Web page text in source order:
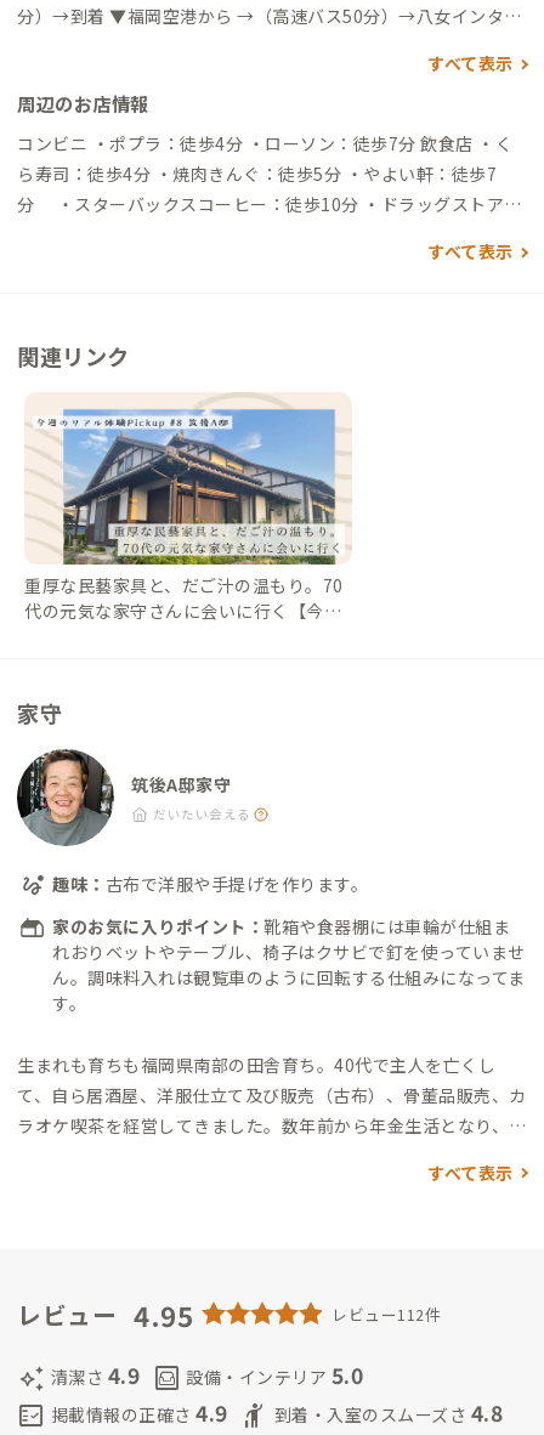
分）→到着 ▼福岡空港から →（高速バス50分）→八女インター
バス※予約制45分）→JR羽犬塚駅→（バス7分)→八女インター
前→（徒歩20分）→到着 自動車でアクセスする場合 ▼福岡ICか
ら →（高速道路34分）→八女IC→（一般道3分）→到着
すべて表示
周辺のお店情報
コンビニ ・ポプラ：徒歩4分 ・ローソン：徒歩7分 飲食店 ・く
ら寿司：徒歩4分 ・焼肉きんぐ：徒歩5分 ・やよい軒：徒歩7
分 ・スターバックスコーヒー：徒歩10分 ・ドラッグストア：
ーコメリ：徒歩14分 ・JAふくおか八女農産物直売所：徒歩16分
すべて表示
関連リンク
重厚な民藝家具と、だご汁の温もり。70
代の元気な家守さんに会いに行く【今週
家守
筑後A邸家守
だいたい会える
趣味： 古布で洋服や手提げを作ります。
家のお気に入りポイント： 靴箱や食器棚には車輪が仕組ま
れおりベットやテーブル、椅子はクサビで釘を使っていませ
ん。調味料入れは観覧車のように回転する仕組みになってま
す。
生まれも育ちも福岡県南部の田舎育ち。 40代で主人を亡くし
て、自ら居酒屋、洋服仕立て及び販売（古布）、骨董品販売、カ
ラオケ喫茶を経営してきました。 数年前から年金生活となり、人
る事が大好きな70代の元気なお婆ちゃんです。標準語は苦手で
すべて表示
レビュー 4.95 レビュー112件
auto_awesome 清潔さ 4.9 living 設備・インテリア 5.0
fact_check 掲載情報の正確さ 4.9 hail 到着・入室のスムーズさ 4.8